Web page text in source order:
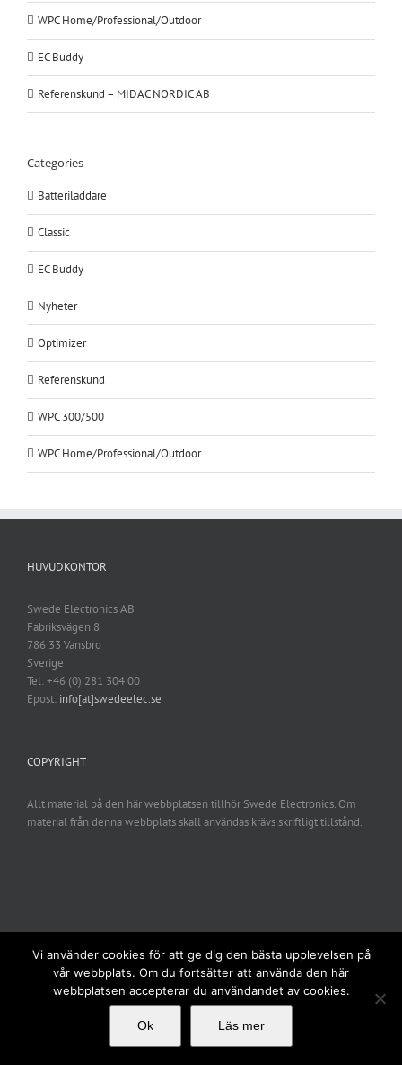
WPC Home/Professional/Outdoor
EC Buddy
Referenskund – MIDAC NORDIC AB
Categories
Batteriladdare
Classic
EC Buddy
Nyheter
Optimizer
Referenskund
WPC 300/500
WPC Home/Professional/Outdoor
HUVUDKONTOR
Swede Electronics AB
Fabriksvägen 8
786 33 Vansbro
Sverige
Tel: +46 (0) 281 304 00
Epost: info[at]swedeelec.se
COPYRIGHT
Allt material på den här webbplatsen tillhör Swede Electronics. Om
material från denna webbplats skall användas krävs skriftligt tillstånd.
Copyright 2020 Swede Electronics AB | All Rights Reserved
Vi använder cookies för att ge dig den bästa upplevelsen på
vår webbplats. Om du fortsätter att använda den här
webbplatsen accepterar du användandet av cookies.
Ok Läs mer